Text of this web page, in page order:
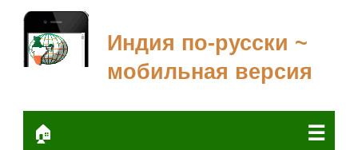
Индия по-русски ~
мобильная версия
🏠 ☰